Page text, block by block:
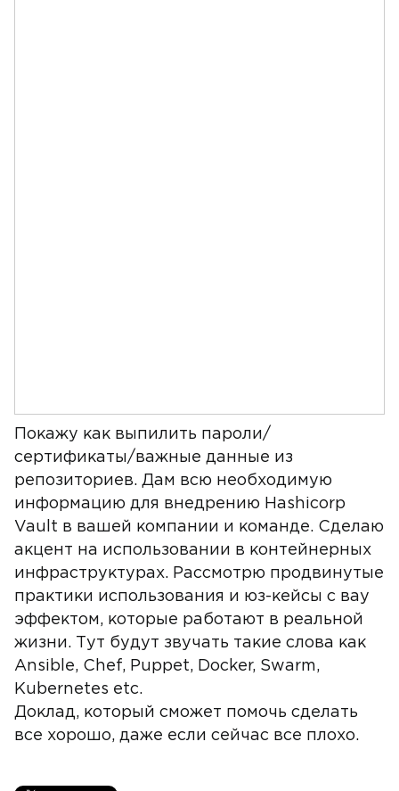
Покажу как выпилить пароли/
сертификаты/важные данные из
репозиториев. Дам всю необходимую
информацию для внедрению Hashicorp
Vault в вашей компании и команде. Сделаю
акцент на использовании в контейнерных
инфраструктурах. Рассмотрю продвинутые
практики использования и юз-кейсы с вау
эффектом, которые работают в реальной
жизни. Тут будут звучать такие слова как
Ansible, Chef, Puppet, Docker, Swarm,
Kubernetes etc.
Доклад, который сможет помочь сделать
все хорошо, даже если сейчас все плохо.